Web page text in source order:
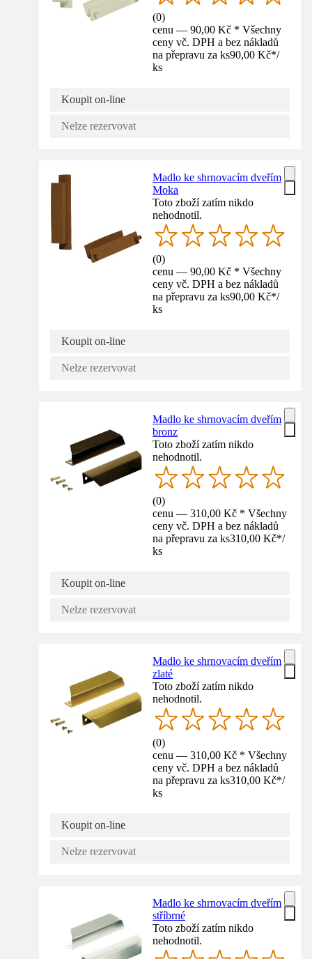
(0)
cenu — 90,00 Kč * Všechny
ceny vč. DPH a bez nákladů
na přepravu za ks90,00 Kč*/
ks
Koupit on-line
Nelze rezervovat
Madlo ke shrnovacím dveřím
Moka
Toto zboží zatím nikdo
nehodnotil.
(0)
cenu — 90,00 Kč * Všechny
ceny vč. DPH a bez nákladů
na přepravu za ks90,00 Kč*/
ks
Koupit on-line
Nelze rezervovat
Madlo ke shrnovacím dveřím
bronz
Toto zboží zatím nikdo
nehodnotil.
(0)
cenu — 310,00 Kč * Všechny
ceny vč. DPH a bez nákladů
na přepravu za ks310,00 Kč*/
ks
Koupit on-line
Nelze rezervovat
Madlo ke shrnovacím dveřím
zlaté
Toto zboží zatím nikdo
nehodnotil.
(0)
cenu — 310,00 Kč * Všechny
ceny vč. DPH a bez nákladů
na přepravu za ks310,00 Kč*/
ks
Koupit on-line
Nelze rezervovat
Madlo ke shrnovacím dveřím
stříbrné
Toto zboží zatím nikdo
nehodnotil.